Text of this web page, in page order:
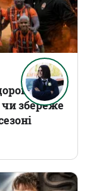
чи збереже